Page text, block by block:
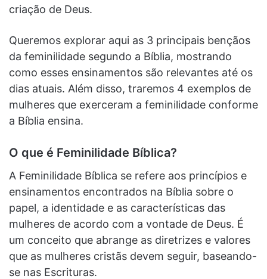
criação de Deus.
Queremos explorar aqui as 3 principais bençãos
da feminilidade segundo a Bíblia, mostrando
como esses ensinamentos são relevantes até os
dias atuais. Além disso, traremos 4 exemplos de
mulheres que exerceram a feminilidade conforme
a Bíblia ensina.
O que é Feminilidade Bíblica?
A Feminilidade Bíblica se refere aos princípios e
ensinamentos encontrados na Bíblia sobre o
papel, a identidade e as características das
mulheres de acordo com a vontade de Deus. É
um conceito que abrange as diretrizes e valores
que as mulheres cristãs devem seguir, baseando-
se nas Escrituras.